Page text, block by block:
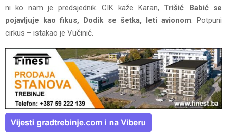
ni ko nam je predsjednik. CIK kaže Karan, Trišić Babić se
pojavljuje kao fikus, Dodik se šetka, leti avionom. Potpuni
cirkus – istakao je Vučinić.